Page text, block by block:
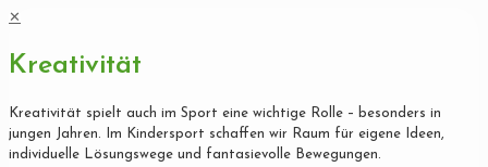
✕
Kreativität
Kreativität spielt auch im Sport eine wichtige Rolle – besonders in
jungen Jahren. Im Kindersport schaffen wir Raum für eigene Ideen,
individuelle Lösungswege und fantasievolle Bewegungen.